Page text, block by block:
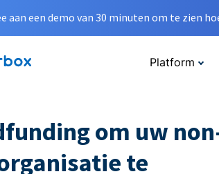
aan een demo van 30 minuten om te zien
Platform
om uw
te